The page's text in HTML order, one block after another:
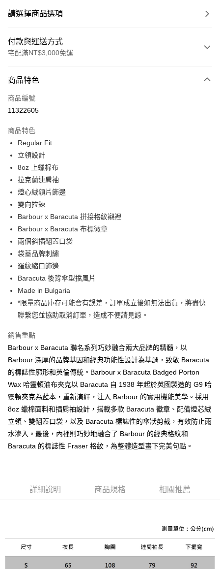
請選擇商品選項
付款與運送方式
宅配滿NT$3,000免運
信用卡一次付款
信用卡分期付款
合作金庫商業銀行
華南商業銀行
上海商業儲蓄銀行
國泰世華商業銀行
臺灣中小企業銀行
匯豐（台灣）商業銀行
聯邦商業銀行
元大商業銀行
玉山商業銀行
星展（台灣）商業銀行
台新國際商業銀行
台灣樂天信用卡公司
Apple Pay
街口支付
悠遊付
全盈+PAY
【關於「AFTEE先享後付」】
AFTEE先享後付是「在收到商品之後才付款」的支付方式。 讓您購物簡單
便利好安心！
２．便利：只要手機號碼，簡訊認證，即可結帳。
３．安心：先確認商品／服務後，再付款。
【「AFTEE先享後付」結帳流程】
結帳頁面，進行簡訊認證並確認金額後，即可完成結帳。
２．訂單成立數日內，您將收到繳費通知簡訊。
３．收到繳費通知簡訊後14天內，點擊此簡訊中的連結，可透過四大超商／
ATM／網路銀行／等多元方式進行付款，方視為交易完成。
※ 請注意：結帳手續完成當下不需立刻繳費，但若您需要取消訂單，請聯絡
購買商品的店家。未經商家同意取消之訂單仍視為有效，需透過AFTEE先享
※ 交易是否成功請以「AFTEE先享後付 」之結帳頁面顯示為準，若有關於
是否繳費成功／繳費後需取消欲退款等相關疑問，請聯繫「AFTEE先享後付
客戶支援中心」
https://netprotections.freshdesk.com/support/home
【注意事項】
https://aftee.tw/terms/#terms3
４．使用「AFTEE先享後付」時，將依據個別帳號之用戶狀況，依本公司即
時審查核予不同之上限額度；若仍有額度不足之情形，本公司將視審查結果
請求用戶進行身份認證。
５．嚴禁一人註冊多個帳號或使用他人資訊註冊。若發現惡意使用之情形，
恩沛科技股份有限公司將有權停止該用戶之使用額度並採取法律行動。
ATM付款
運送方式
黑貓宅急便配送到府
每筆NT$120，滿NT$3,000(含以上)免運費
商品特色
商品編號
11322605
商品特色
Regular Fit
立領設計
8oz 上蠟棉布
拉克蘭連肩袖
燈心絨領片飾邊
雙向拉鍊
Barbour x Baracuta 拼接格紋襯裡
Barbour x Baracuta 布標徽章
兩個斜插翻蓋口袋
袋蓋品牌刺繡
羅紋縮口飾邊
Baracuta 後背傘型擋風片
Made in Bulgaria
*限量商品庫存可能會有誤差，訂單成立後如無法出貨，將盡快
聯繫您並協助取消訂單，造成不便請見諒。
銷售重點
Barbour x Baracuta 聯名系列巧妙融合兩大品牌的精髓，以
Barbour 深厚的品牌基因和經典功能性設計為基調，致敬 Baracuta
的標誌性廓形和英倫傳統。Barbour x Baracuta Badged Porton
Wax 哈靈頓油布夾克以 Baracuta 自 1938 年起於英國製造的 G9 哈
靈頓夾克為藍本，重新演繹，注入 Barbour 的實用機能美學。採用
8oz 蠟棉面料和插肩袖設計，搭載多款 Baracuta 徽章、配備燈芯絨
立領、雙翻蓋口袋，以及 Baracuta 標誌性的傘狀剪裁，有效防止雨
水滲入。最後，內裡則巧妙地融合了 Barbour 的經典格紋和
Baracuta 的標誌性 Fraser 格紋，為整體造型畫下完美句點。
詳細說明 商品規格 相關推薦